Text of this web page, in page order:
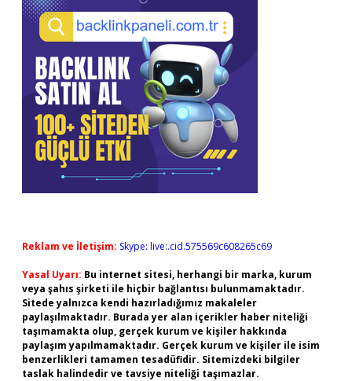
Reklam ve İletişim: Skype: live:.cid.575569c608265c69
Yasal Uyarı: Bu internet sitesi, herhangi bir marka, kurum
veya şahıs şirketi ile hiçbir bağlantısı bulunmamaktadır.
Sitede yalnızca kendi hazırladığımız makaleler
paylaşılmaktadır. Burada yer alan içerikler haber niteliği
taşımamakta olup, gerçek kurum ve kişiler hakkında
paylaşım yapılmamaktadır. Gerçek kurum ve kişiler ile isim
benzerlikleri tamamen tesadüfidir. Sitemizdeki bilgiler
taslak halindedir ve tavsiye niteliği taşımazlar.